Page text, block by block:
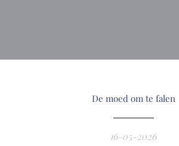
De moed om te falen
16-05-2026